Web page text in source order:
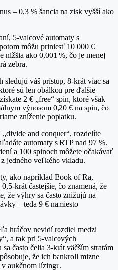
– 0,3 % šancia na zisk vyšší ako
5‑valcové automaty s
môžu priniesť 10 000 €
nižšia ako 0,001 %, čo je menej
zebra.
sledujú váš prístup, 8‑krát viac sa
sú len obálkou pre ďalšie
2 € „free“ spin, ktoré však
výnosom 0,20 € na spin, čo
zníženie poplatku.
and conquer“, rozdelíte
automaty s RTP nad 97 %.
a 100 spinoch môžete očakávať
jedného veľkého vkladu.
ako napríklad Book of Ra,
častejšie, čo znamená, že
že výhry sa často znižujú na
– teda 9 € namiesto
hráčov nevidí rozdiel medzi
a tak pri 5‑valcových
často čelia 3‑krát väčším stratám
že ich bankroll mizne
aukčnom lízingu.